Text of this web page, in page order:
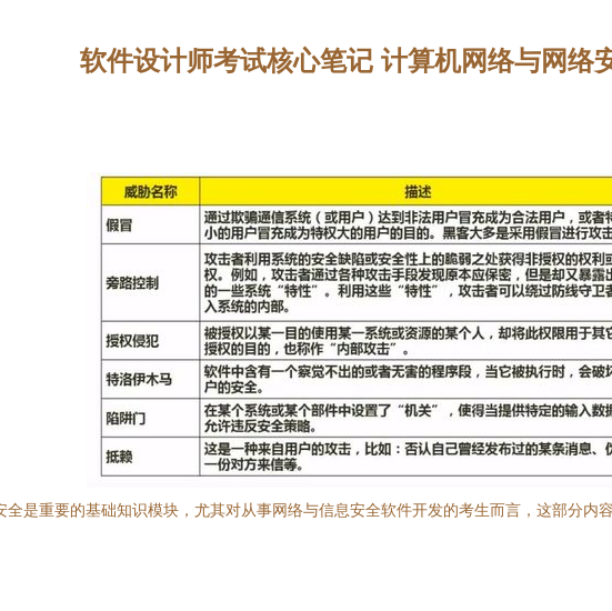
软件设计师考试核心笔记 计算机网络与网络
是重要的基础知识模块，尤其对从事网络与信息安全软件开发的考生而言，这部分内